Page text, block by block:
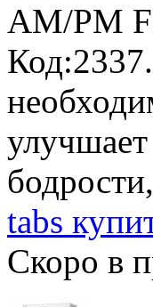
AM/PM
tabs
Скоро в